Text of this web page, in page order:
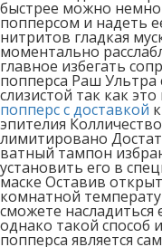
быстрее можно
попперсом и надеть
нитритов гладкая
моментально
главное избегать
попперса Раш Ультра
слизистой так как
попперс с доставкой
эпителия
лимитировано
ватный тампон
установить его в
маске Оставив
комнатной
сможете насладиться
однако такой способ
попперса является